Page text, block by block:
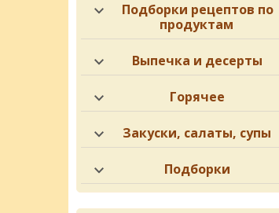
Подборки рецептов по
продуктам
Выпечка и десерты
Горячее
Закуски, салаты, супы
Подборки